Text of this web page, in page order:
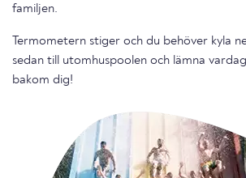
familjen.
Termometern stiger och du behöver kyla
sedan till utomhuspoolen och lämna
bakom dig!